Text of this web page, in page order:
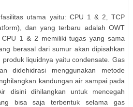
utama yaitu: CPU 1 & 2, TCP
dan yang terbaru adalah OWT
CPU 1 & 2 memiliki tugas yang sama
berasal dari sumur akan dipisahkan
liquidnya yaitu condensate. Gas
didehidrasi menggunakan metode
kandungan air sampai pada
disini dihilangkan untuk mencegah
bisa saja terbentuk selama gas